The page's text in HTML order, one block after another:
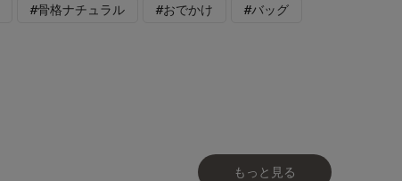
#骨格ナチュラル #おでかけ #バッグ
もっと見る